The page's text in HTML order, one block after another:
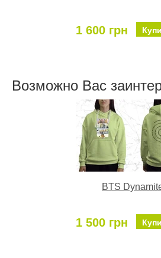
1 600 грн
Возможно Ваc
BTS
1 500 грн